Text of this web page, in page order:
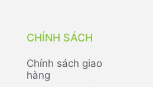
CHÍNH SÁCH
Chính sách giao
hàng